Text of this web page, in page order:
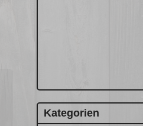
Kategorien